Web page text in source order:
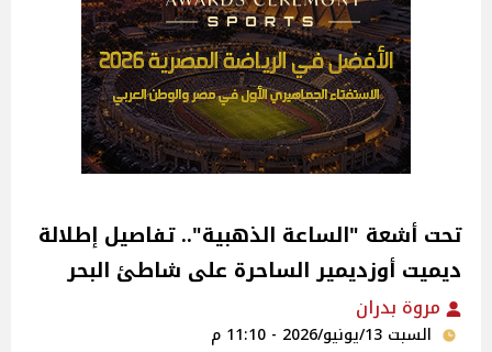
تحت أشعة "الساعة الذهبية".. تفاصيل إطلالة
ديميت أوزديمير الساحرة على شاطئ البحر
مروة بدران
السبت 13/يونيو/2026 - 11:10 م